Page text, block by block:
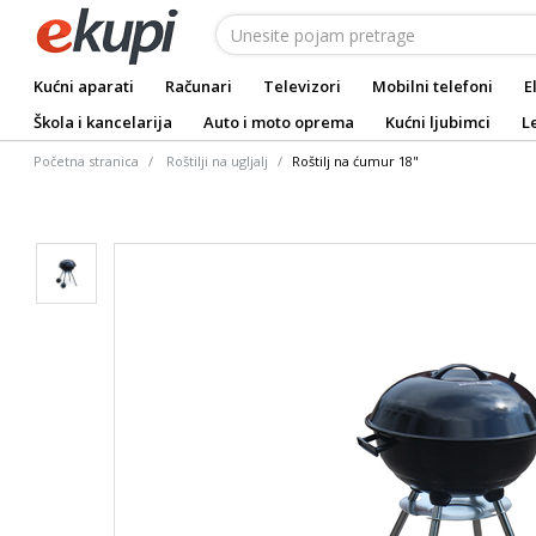
Kućni aparati Računari Televizori Mobilni telefoni
Škola i kancelarija
Auto i moto oprema Kućni ljubimci
Početna stranica Roštilji na ugljalj Roštilj na ćumur 18"